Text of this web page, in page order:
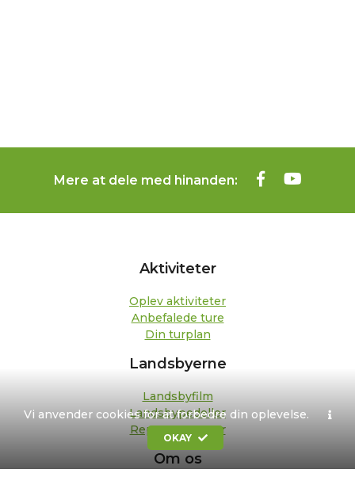
Vi anvender cookies for at forbedre din oplevelse.
OKAY
Mere at dele med hinanden:
Aktiviteter
Oplev aktiviteter
Anbefalede ture
Din turplan
Landsbyerne
Landsbyfilm
Landsbypedeller
Repræsentanter
Om os